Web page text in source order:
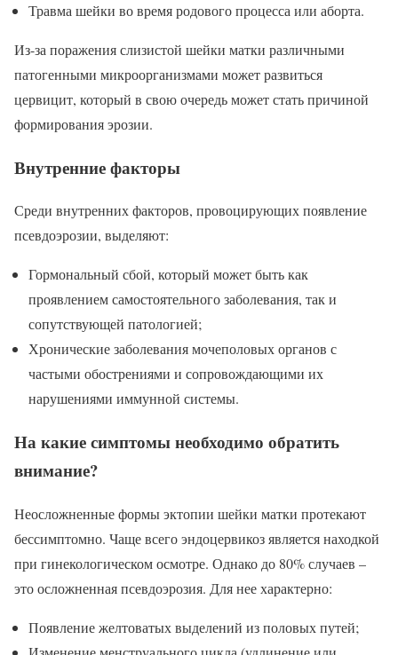
Травма шейки во время родового процесса или аборта.
Из-за поражения слизистой шейки матки различными
патогенными микроорганизмами может развиться
цервицит, который в свою очередь может стать причиной
формирования эрозии.
Внутренние факторы
Среди внутренних факторов, провоцирующих появление
псевдоэрозии, выделяют:
Гормональный сбой, который может быть как
проявлением самостоятельного заболевания, так и
сопутствующей патологией;
Хронические заболевания мочеполовых органов с
частыми обострениями и сопровождающими их
нарушениями иммунной системы.
На какие симптомы необходимо обратить
внимание?
Неосложненные формы эктопии шейки матки протекают
бессимптомно. Чаще всего эндоцервикоз является находкой
при гинекологическом осмотре. Однако до 80% случаев –
это осложненная псевдоэрозия. Для нее характерно:
Появление желтоватых выделений из половых путей;